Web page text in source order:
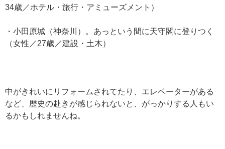
34歳／ホテル・旅行・アミューズメント）
・小田原城（神奈川）。あっという間に天守閣に登りつく
（女性／27歳／建設・土木）
中がきれいにリフォームされてたり、エレベーターがある
など、歴史の赴きが感じられないと、がっかりする人もい
るかもしれませんね。